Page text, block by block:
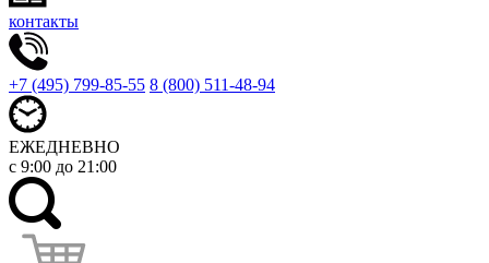
контакты
+7 (495) 799-85-55 8 (800) 511-48-94
ЕЖЕДНЕВНО
с 9:00 до 21:00